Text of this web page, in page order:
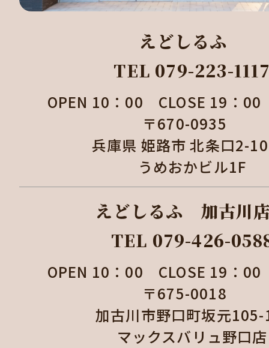
えどしるふ
TEL 079-223-
OPEN 10：00 CLOSE 19：
〒670-0935
兵庫県 姫路市 北条口
うめおかビル1F
えどしるふ 加古
TEL 079-426-
OPEN 10：00 CLOSE 19：
〒675-0018
加古川市野口町坂元
マックスバリュ野口店